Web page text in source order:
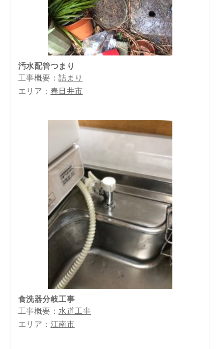
汚水配管つまり
工事概要：詰まり
エリア： 春日井市
食洗器分岐工事
工事概要： 水道工事
エリア： 江南市